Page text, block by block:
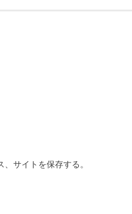
サイトを保存する。